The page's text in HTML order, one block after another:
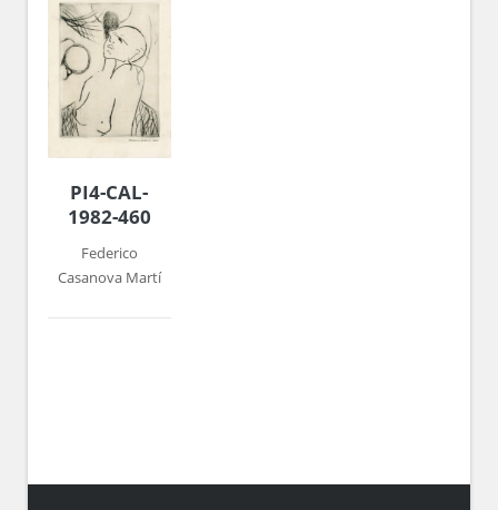
PI4-CAL-
1982-460
Federico
Casanova Martí